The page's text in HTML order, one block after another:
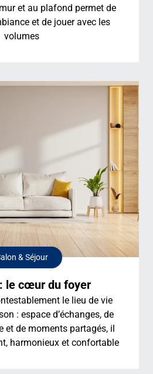
et au plafond permet de
et de jouer avec les
volumes
le cœur du foyer
& Séjour
le lieu de vie
: espace d’échanges, de
et de moments partagés, il
harmonieux et confortable